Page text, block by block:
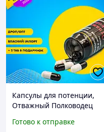
Капсулы для потенции,
Отважный Полководец
повышения потенции
Готово к отправке